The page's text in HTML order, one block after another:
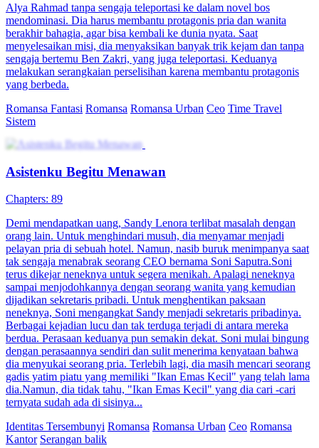
Alya Rahmad tanpa sengaja teleportasi ke dalam novel bos
mendominasi. Dia harus membantu protagonis pria dan wanita
berakhir bahagia, agar bisa kembali ke dunia nyata. Saat
menyelesaikan misi, dia menyaksikan banyak trik kejam dan tanpa
sengaja bertemu Ben Zakri, yang juga teleportasi. Keduanya
melakukan serangkaian perselisihan karena membantu protagonis
yang berbeda.
Romansa Fantasi Romansa Romansa Urban Ceo Time Travel
Sistem
Asistenku Begitu Menawan
Chapters: 89
Demi mendapatkan uang, Sandy Lenora terlibat masalah dengan
orang lain. Untuk menghindari musuh, dia menyamar menjadi
pelayan pria di sebuah hotel. Namun, nasib buruk menimpanya saat
tak sengaja menabrak seorang CEO bernama Soni Saputra.Soni
terus dikejar neneknya untuk segera menikah. Apalagi neneknya
sampai menjodohkannya dengan seorang wanita yang kemudian
dijadikan sekretaris pribadi. Untuk menghentikan paksaan
neneknya, Soni mengangkat Sandy menjadi sekretaris pribadinya.
Berbagai kejadian lucu dan tak terduga terjadi di antara mereka
berdua. Perasaan keduanya pun semakin dekat. Soni mulai bingung
dengan perasaannya sendiri dan sulit menerima kenyataan bahwa
dia menyukai seorang pria. Terlebih lagi, dia masih mencari seorang
gadis yatim piatu yang memiliki "Ikan Emas Kecil" yang telah lama
dia.Namun, dia tidak tahu, "Ikan Emas Kecil" yang dia cari -cari
ternyata sudah ada di sisinya...
Identitas Tersembunyi Romansa Romansa Urban Ceo Romansa
Kantor Serangan balik